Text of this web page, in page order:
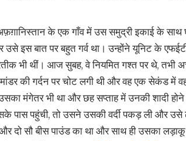
के एक गाँव में उस समुद्री इकाई के
उसे इस बात पर बहुत गर्व था। उन्होंने यूनिट के
भी थीं। आज सुबह, वे नियमित गश्त पर थे,
की गर्दन पर चोट लगी थी और वह एक सेकंड में
मंगेतर भी था और छह सप्ताह में उनकी शादी होने
पास पहुंची, तो उसने उसकी वर्दी पकड़ ली और
और दो सौ बीस पाउंड का था और साथ ही उसका